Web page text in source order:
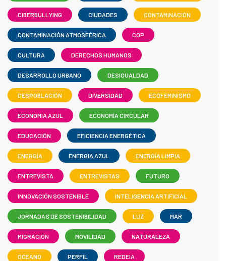
CIBERBULLYING CIUDADES CONTAMINACIÓN
CONTAMINACIÓN ATMOSFÉRICA COP
CULTURA DERECHOS HUMANOS
DESARROLLO URBANO DESIGUALDAD
DESPOBLACIÓN DIVERSIDAD ECOFEMINISMO
ECONOMIA AZUL ECONOMÍA CIRCULAR
EDUCACIÓN EFICIENCIA ENERGÉTICA
ENERGÍA ENERGIA AZUL ENERGÍA LIMPIA
ENTREVISTA ENTREVISTAS FUTURO
INNOVACIÓN SOSTENIBLE INTELIGENCIA ARTIFICIAL
JORNADAS DE SOSTENIBILIDAD LUZ MAR
MIGRACIÓN MOVILIDAD NATURALEZA
OCEANO PERFIL REDEIA